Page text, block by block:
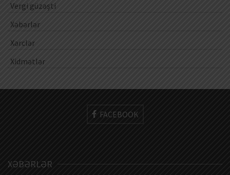
Vergi güzəşti
Xəbərlər
Xərclər
Xidmətlər
FACEBOOK
XƏBƏRLƏR